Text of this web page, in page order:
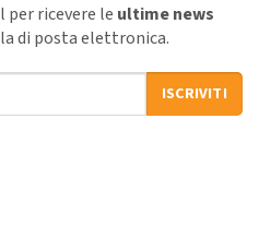
ricevere le ultime news
di posta elettronica.
ISCRIVITI